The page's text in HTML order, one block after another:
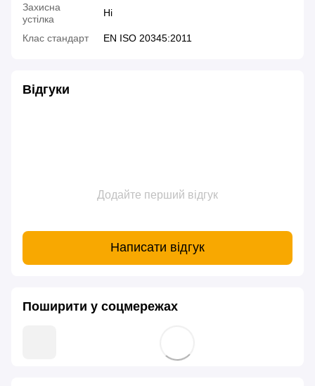
Захисна
устілка
Ні
Клас стандарт EN ISO 20345:2011
Відгуки
Додайте перший відгук
Написати відгук
Поширити у соцмережах